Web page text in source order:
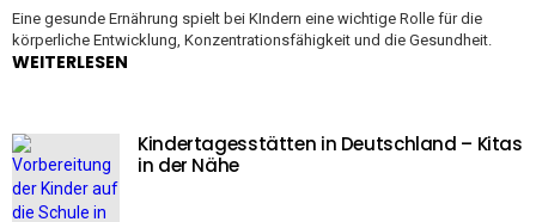
Eine gesunde Ernährung spielt bei KIndern eine wichtige Rolle für die
körperliche Entwicklung, Konzentrationsfähigkeit und die Gesundheit.
WEITERLESEN
Kindertagesstätten in Deutschland – Kitas
in der Nähe